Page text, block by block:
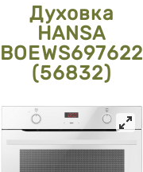
Духовка
HANSA
BOEWS697622
(56832)